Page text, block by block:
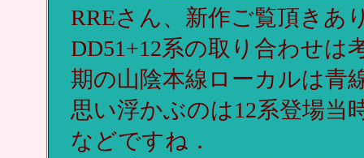
RREさん、新作ご覧頂きあ
DD51+12系の取り合わせは
期の山陰本線ローカルは青
思い浮かぶのは12系登場当
などですね．